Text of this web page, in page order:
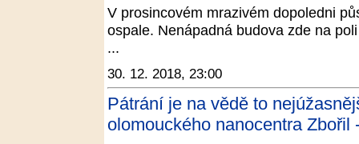
V prosincovém mrazivém dopoledni
ospale. Nenápadná budova zde na
...
30. 12. 2018, 23:00
Pátrání je na vědě to
olomouckého nanocentra Zbořil